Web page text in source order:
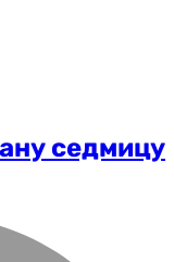
седмицу